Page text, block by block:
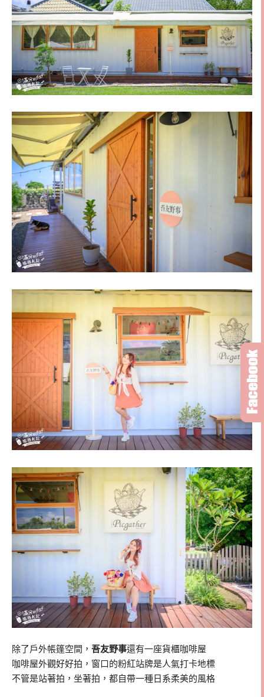
除了戶外帳篷空間， 吾友野事還有一座貨櫃咖啡屋
咖啡屋外觀好好拍，窗口的粉紅站牌是人氣打卡地標
不管是站著拍，坐著拍，都自帶一種日系柔美的風格